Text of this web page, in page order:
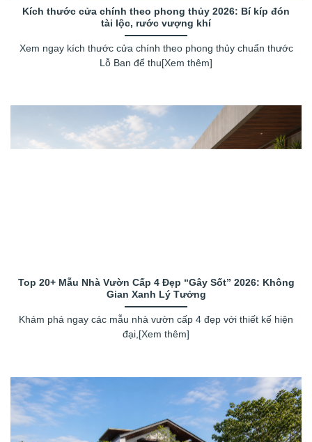
Kích thước cửa chính theo phong thủy 2026: Bí kíp đón
tài lộc, rước vượng khí
Xem ngay kích thước cửa chính theo phong thủy chuẩn thước
Lỗ Ban để thu[Xem thêm]
Top 20+ Mẫu Nhà Vườn Cấp 4 Đẹp “Gây Sốt” 2026: Không
Gian Xanh Lý Tưởng
Khám phá ngay các mẫu nhà vườn cấp 4 đẹp với thiết kế hiện
đại,[Xem thêm]